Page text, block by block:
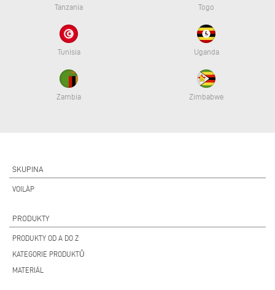
Tanzania Togo
Tunisia Uganda
Zambia Zimbabwe
SKUPINA
VOILÀP
PRODUKTY
PRODUKTY OD A DO Z
KATEGORIE PRODUKTŮ
MATERIÁL